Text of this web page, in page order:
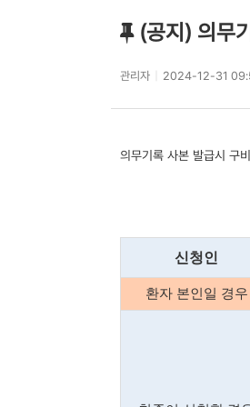
(공지) 의무
관리자 2024-12-31
의무기록 사본 발급시 구
신청인
환자 본인일 경우